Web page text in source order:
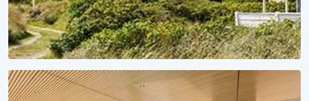
FERIESÆSON 2027
Et hav af forventningsglæde